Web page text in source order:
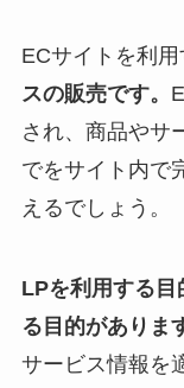
ECサイトを利用
スの販売です。
され、商品やサ
でをサイト内で
えるでしょう。
LPを利用する
る目的がありま
サービス情報を